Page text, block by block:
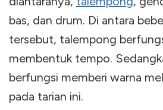
bas, dan drum. Di antara
tersebut, talempong
membentuk tempo.
berfungsi memberi warna
pada tarian ini.